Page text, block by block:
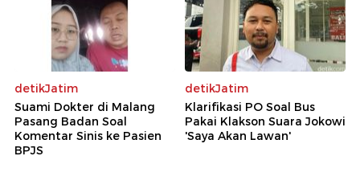
detikJatim
Suami Dokter di Malang
Pasang Badan Soal
Komentar Sinis ke Pasien
BPJS
detikJatim
Klarifikasi PO Soal Bus
Pakai Klakson Suara Jokowi
'Saya Akan Lawan'